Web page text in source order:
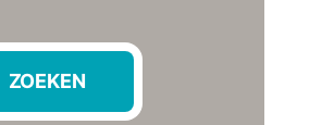
ZOEKEN